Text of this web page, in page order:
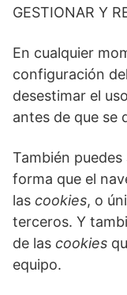
GESTIONAR Y
En cualquier
configuración
desestimar el
antes de que se
También
forma que el
las cookies, o
terceros. Y
de las cookies
equipo.